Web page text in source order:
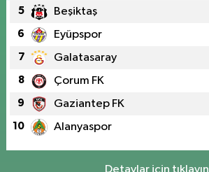
5 Beşiktaş
6 Eyüpspor
7 Galatasaray
8 Çorum FK
9 Gaziantep FK
10 Alanyaspor
Detaylar için tıklayın